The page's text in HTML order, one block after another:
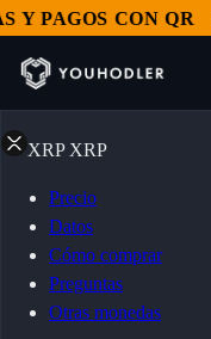
PAGOS CON QR
XRP XRP
Precio
Datos
Cómo comprar
Preguntas
Otras monedas